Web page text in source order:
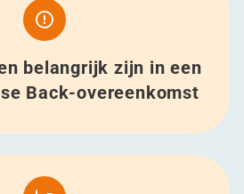
belangrijk zijn in een
Back-overeenkomst